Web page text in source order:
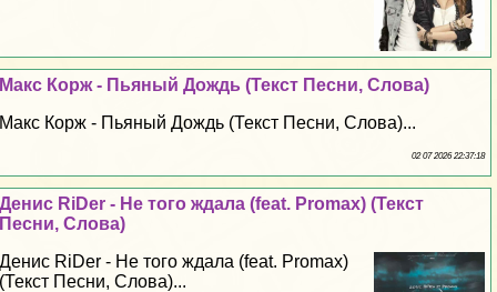
Макс Корж - Пьяный Дождь (Текст Песни, Слова)
Макс Корж - Пьяный Дождь (Текст Песни, Слова)...
02 07 2026 22:37:18
Денис RiDer - Не того ждала (feat. Promax) (Текст
Песни, Слова)
Денис RiDer - Не того ждала (feat. Promax)
(Текст Песни, Слова)...